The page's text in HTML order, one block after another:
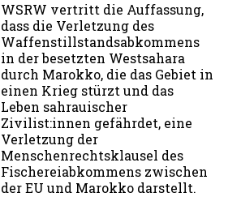
WSRW vertritt die Auffassung,
dass die Verletzung des
Waffenstillstandsabkommens
in der besetzten Westsahara
durch Marokko, die das Gebiet in
einen Krieg stürzt und das
Leben sahrauischer
Zivilist:innen gefährdet, eine
Verletzung der
Menschenrechtsklausel des
Fischereiabkommens zwischen
der EU und Marokko darstellt.